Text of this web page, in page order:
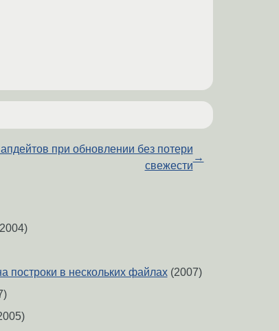
при обновлении без потери
свежести
→
построки в нескольких файлах(2007)